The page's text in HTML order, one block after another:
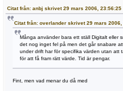
Citat från: anbj skrivet 29 mars 2006, 23:56:25
Citat från: overlander skrivet 29 mars 2006,
Många använder bara ett ställ Digitalt eller
det nog inget fel på men det går snabare
under drift har för specifika värden utan att
för att få fram rätt värde. Tid är pengar.
Fint, men vad menar du då med